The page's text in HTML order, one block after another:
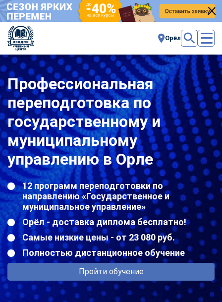
Орёл
Профессиональная
переподготовка по
государственному и
муниципальному
управлению в Орле
12 программ переподготовки по
направлению «Государственное и
муниципальное управление»
Орёл - доставка диплома бесплатно!
Самые низкие цены - от 23 080 руб.
Полностью дистанционное обучение
Пройти обучение